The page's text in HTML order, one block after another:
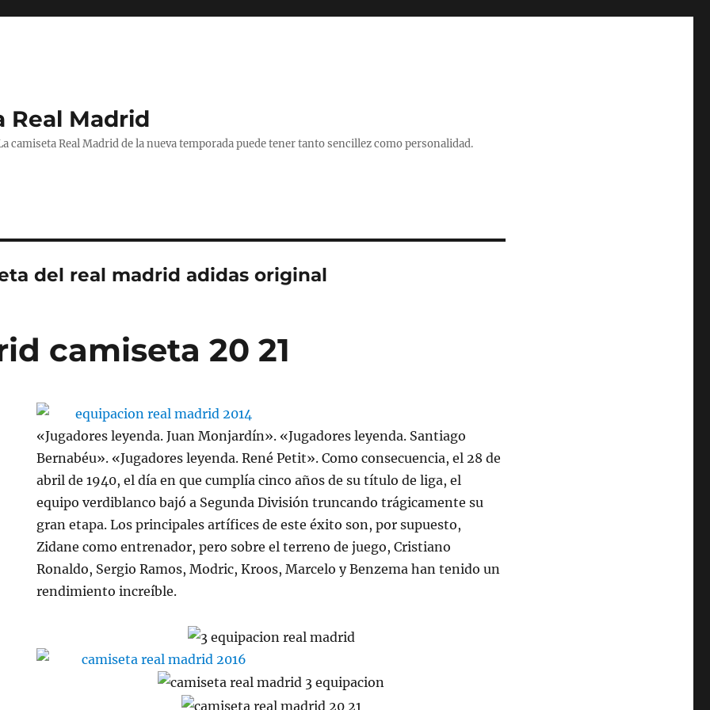
Real Madrid
camiseta Real Madrid de la nueva temporada puede tener tanto sencillez como personalidad.
del real madrid adidas original
camiseta 20 21
«Jugadores leyenda. Juan Monjardín». «Jugadores leyenda. Santiago
Bernabéu». «Jugadores leyenda. René Petit». Como consecuencia, el 28 de
abril de 1940, el día en que cumplía cinco años de su título de liga, el
equipo verdiblanco bajó a Segunda División truncando trágicamente su
gran etapa. Los principales artífices de este éxito son, por supuesto,
Zidane como entrenador, pero sobre el terreno de juego, Cristiano
Ronaldo, Sergio Ramos, Modric, Kroos, Marcelo y Benzema han tenido un
rendimiento increíble.